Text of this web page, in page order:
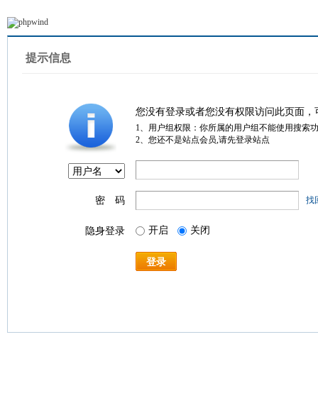
提示信息
您没有登录或者您没有权限访问此页面
1、用户组权限：你所属的用户组不能使用搜索
2、您还不是站点会员,请先登录站点
密 码 找
隐身登录 开启 关闭
登录